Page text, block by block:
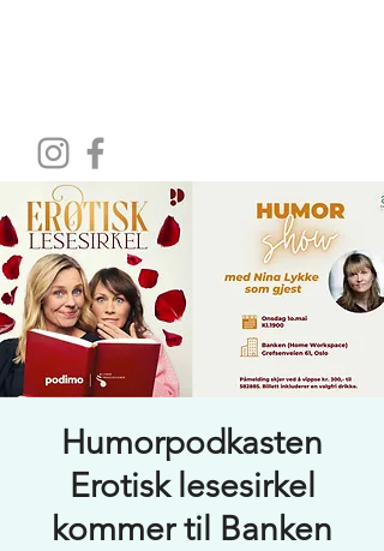
Humorpodkasten
Erotisk lesesirkel
kommer til Banken